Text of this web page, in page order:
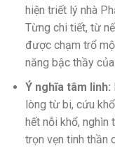
hiện triết lý nhà
Từng chi tiết, từ
được chạm trổ
năng bậc thầy
Ý nghĩa tâm linh:
lòng từ bi, cứu
hết nỗi khổ, nghìn
trọn vẹn tinh thần